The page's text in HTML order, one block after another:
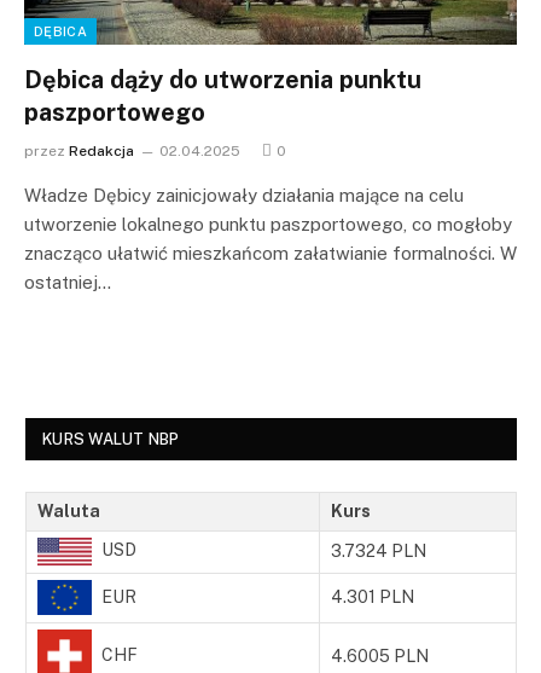
DĘBICA
Dębica dąży do utworzenia punktu
paszportowego
przez Redakcja 02.04.2025 0
Władze Dębicy zainicjowały działania mające na celu
utworzenie lokalnego punktu paszportowego, co mogłoby
znacząco ułatwić mieszkańcom załatwianie formalności. W
ostatniej…
KURS WALUT NBP
Waluta Kurs
USD 3.7324 PLN
EUR 4.301 PLN
CHF 4.6005 PLN